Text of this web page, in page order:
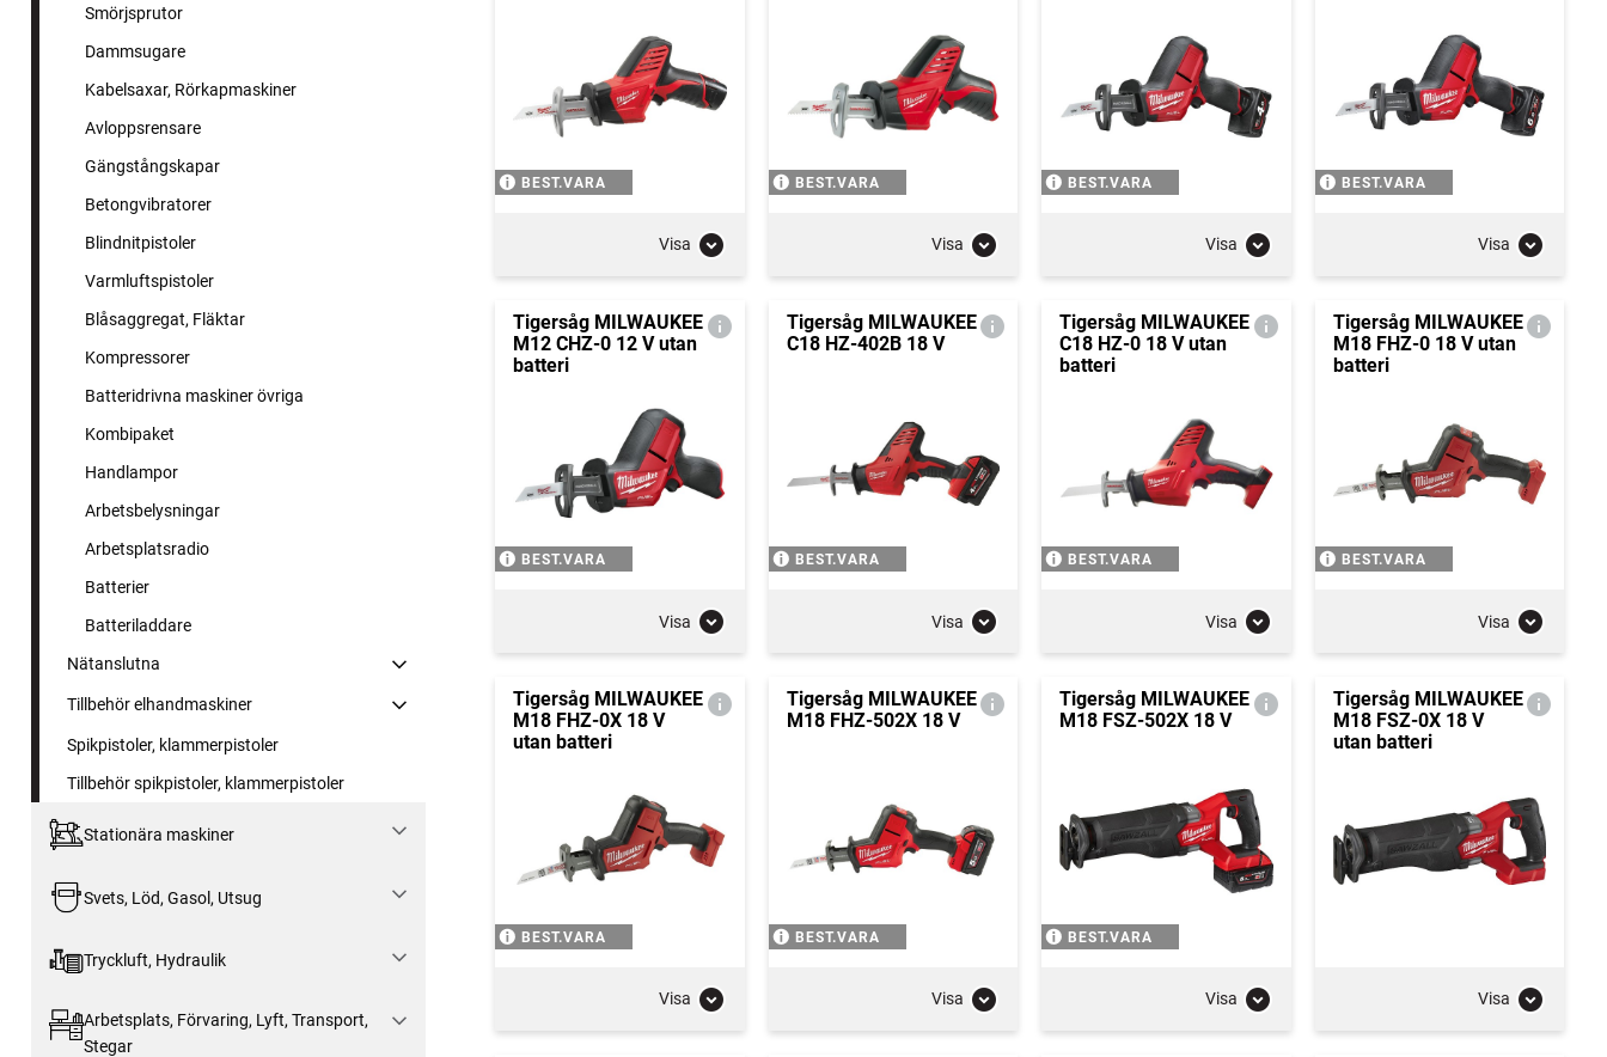
Smörjsprutor
Dammsugare
Kabelsaxar, Rörkapmaskiner
Avloppsrensare
Gängstångskapar
Betongvibratorer
Blindnitpistoler
Varmluftspistoler
Blåsaggregat, Fläktar
Kompressorer
Batteridrivna maskiner övriga
Kombipaket
Handlampor
Arbetsbelysningar
Arbetsplatsradio
Batterier
Batteriladdare
Nätanslutna
Tillbehör elhandmaskiner
Spikpistoler, klammerpistoler
Tillbehör spikpistoler, klammerpistoler
Stationära maskiner
Svets, Löd, Gasol, Utsug
Tryckluft, Hydraulik
Arbetsplats, Förvaring, Lyft, Transport,
Stegar
BEST.VARA
Visa
BEST.VARA
Visa
BEST.VARA
Visa
BEST.VARA
Visa
Tigersåg MILWAUKEE
M12 CHZ-0 12 V utan
batteri
BEST.VARA
Visa
Tigersåg MILWAUKEE
C18 HZ-402B 18 V
BEST.VARA
Visa
Tigersåg MILWAUKEE
C18 HZ-0 18 V utan
batteri
BEST.VARA
Visa
Tigersåg MILWAUKEE
M18 FHZ-0 18 V utan
batteri
BEST.VARA
Visa
Tigersåg MILWAUKEE
M18 FHZ-0X 18 V
utan batteri
BEST.VARA
Visa
Tigersåg MILWAUKEE
M18 FHZ-502X 18 V
BEST.VARA
Visa
Tigersåg MILWAUKEE
M18 FSZ-502X 18 V
BEST.VARA
Visa
Tigersåg MILWAUKEE
M18 FSZ-0X 18 V
utan batteri
Visa